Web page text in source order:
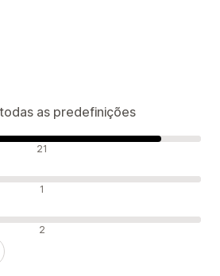
as predefinições
21
1
2